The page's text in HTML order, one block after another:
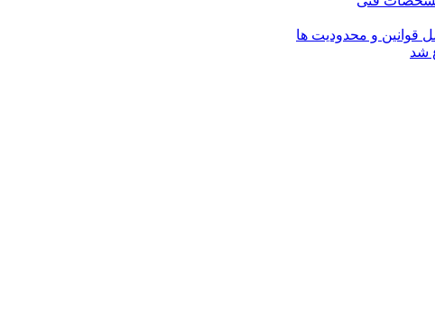
قوانین و محدودیت ها
شد